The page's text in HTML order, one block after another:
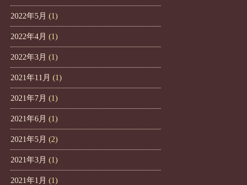
2022年5月 (1)
2022年4月 (1)
2022年3月 (1)
2021年11月 (1)
2021年7月 (1)
2021年6月 (1)
2021年5月 (2)
2021年3月 (1)
2021年1月 (1)